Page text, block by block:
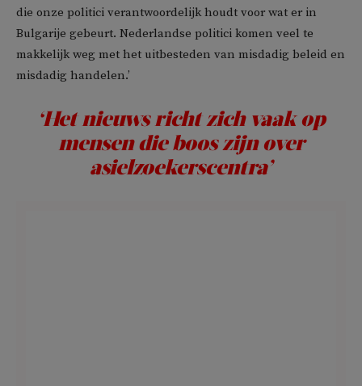
die onze politici verantwoordelijk houdt voor wat er in
Bulgarije gebeurt. Nederlandse politici komen veel te
makkelijk weg met het uitbesteden van misdadig beleid en
misdadig handelen.’
‘Het nieuws richt zich vaak op
mensen die boos zijn over
asielzoekerscentra’